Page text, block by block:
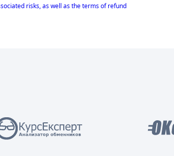
risks, as well as the terms of refund